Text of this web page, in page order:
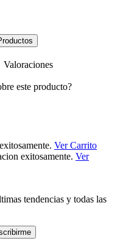
Valoraciones
este producto?
Ver Carrito
exitosamente. Ver
tendencias y todas las